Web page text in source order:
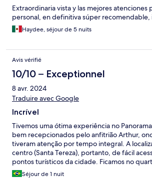
Extraordinaria vista y las mejores
personal, en definitiva súper recomendable,
Haydee, séjour de 5 nuits
Avis vérifié
10/10 – Exceptionnel
8 avr. 2024
Traduire avec Google
Incrível
Tivemos uma ótima experiência no
bem recepcionados pelo anfitrião Arthur,
tiveram atenção por tempo integral. A
centro (Santa Tereza), portanto, de fácil
pontos turísticos da cidade. Ficamos no
onde é possível ver o Cristo redentor, e a
comodidade do quarto é incrível com boa
Séjour de 1 nuit